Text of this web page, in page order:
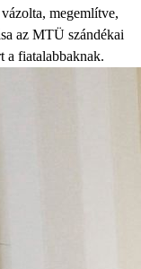
megemlítve,
az MTÜ szándékai
a fiatalabbaknak.